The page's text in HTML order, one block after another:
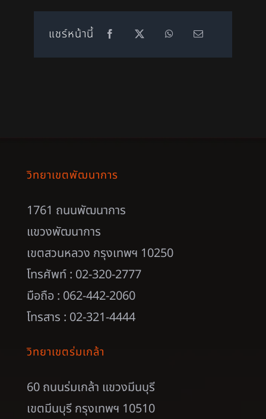
แชร์หน้านี้
วิทยาเขตพัฒนาการ
1761 ถนนพัฒนาการ
แขวงพัฒนาการ
เขตสวนหลวง กรุงเทพฯ 10250
โทรศัพท์ : 02-320-2777
มือถือ : 062-442-2060
โทรสาร : 02-321-4444
วิทยาเขตร่มเกล้า
60 ถนนร่มเกล้า แขวงมีนบุรี
เขตมีนบุรี กรุงเทพฯ 10510